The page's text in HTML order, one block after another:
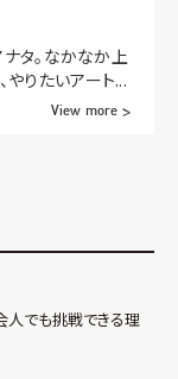
タ。なかなか上
やりたいアート...
View more >
人でも挑戦できる理